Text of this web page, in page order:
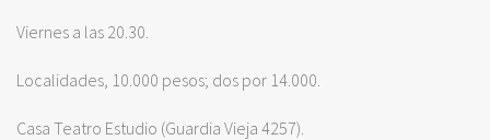
Viernes a las 20.30.
Localidades, 10.000 pesos; dos por 14.000.
Casa Teatro Estudio (Guardia Vieja 4257).